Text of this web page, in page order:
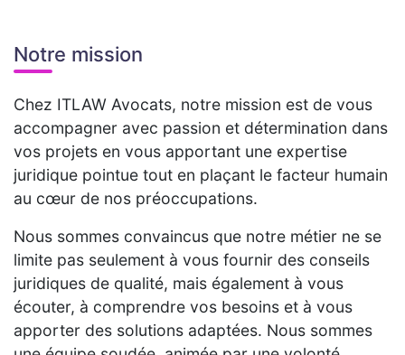
Notre mission
Chez ITLAW Avocats, notre mission est de vous
accompagner avec passion et détermination dans
vos projets en vous apportant une expertise
juridique pointue tout en plaçant le facteur humain
au cœur de nos préoccupations.
Nous sommes convaincus que notre métier ne se
limite pas seulement à vous fournir des conseils
juridiques de qualité, mais également à vous
écouter, à comprendre vos besoins et à vous
apporter des solutions adaptées. Nous sommes